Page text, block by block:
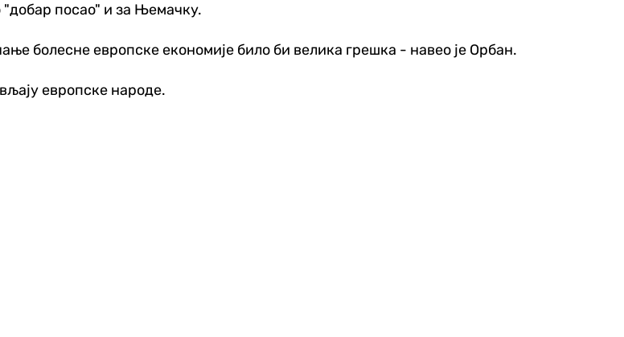
посао" и за Њемачку.
болесне европске економије било би велика грешка - навео је Орбан.
европске народе.